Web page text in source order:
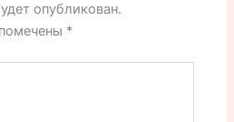
опубликован.
*